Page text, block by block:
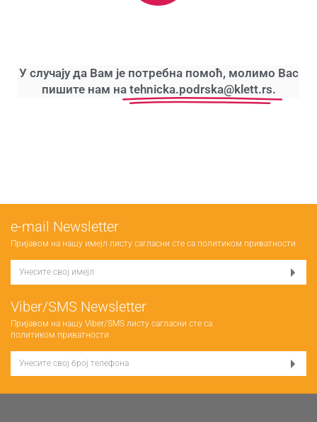
У случају да Вам је потребна помоћ, молимо Вас
пишите нам на tehnicka.podrska@klett.rs.
е-mail Newsletter
Пријавом на нашу имејл листу сагласни сте са политиком приватности
Viber/SMS Newsletter
Пријавом на нашу Viber/SMS листу сагласни сте са
политиком приватности